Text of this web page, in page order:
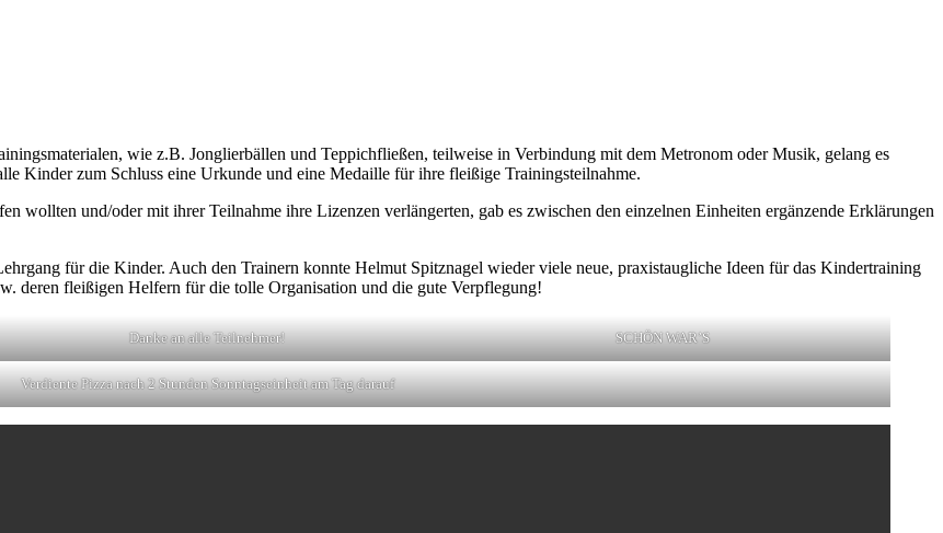
wie z.B. Jonglierbällen und Teppichfließen, teilweise in Verbindung mit dem Metronom oder Musik, gelang es
Kinder zum Schluss eine Urkunde und eine Medaille für ihre fleißige Trainingsteilnahme.
wollten und/oder mit ihrer Teilnahme ihre Lizenzen verlängerten, gab es zwischen den einzelnen Einheiten ergänzende Erklärungen
für die Kinder. Auch den Trainern konnte Helmut Spitznagel wieder viele neue, praxistaugliche Ideen für das Kindertraining
deren fleißigen Helfern für die tolle Organisation und die gute Verpflegung!
Danke an alle Teilnehmer! SCHÖN WAR’S
Verdiente Pizza nach 2 Stunden Sonntagseinheit am Tag darauf